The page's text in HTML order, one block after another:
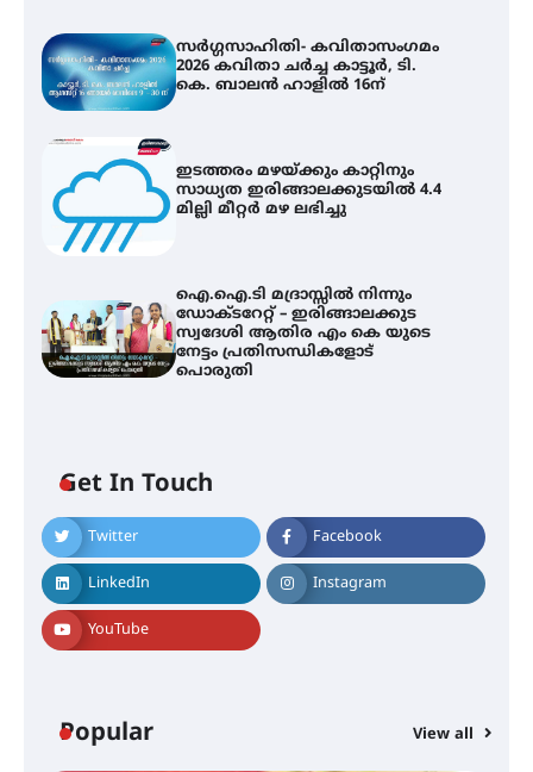
സർഗ്ഗസാഹിതി- കവിതാസംഗമം
2026 കവിതാ ചർച്ച കാട്ടൂർ, ടി.
കെ. ബാലൻ ഹാളിൽ 16ന്
ഇടത്തരം മഴയ്ക്കും കാറ്റിനും
സാധ്യത ഇരിങ്ങാലക്കുടയിൽ 4.4
മില്ലി മീറ്റർ മഴ ലഭിച്ചു
ഐ.ഐ.ടി മദ്രാസ്സിൽ നിന്നും
ഡോക്ടറേറ്റ് – ഇരിങ്ങാലക്കുട
സ്വദേശി ആതിര എം കെ യുടെ
നേട്ടം പ്രതിസന്ധികളോട്
പൊരുതി
Get In Touch
Twitter Facebook
LinkedIn Instagram
YouTube
Popular View all
ഇടത്തരം മഴയ്ക്കും കാറ്റിനും
സാധ്യത ഇരിങ്ങാലക്കുടയിൽ 4.4
മില്ലി മീറ്റർ മഴ ലഭിച്ചു
നേട്ടം പ്രതിസന്ധികളോട് പൊരുതി